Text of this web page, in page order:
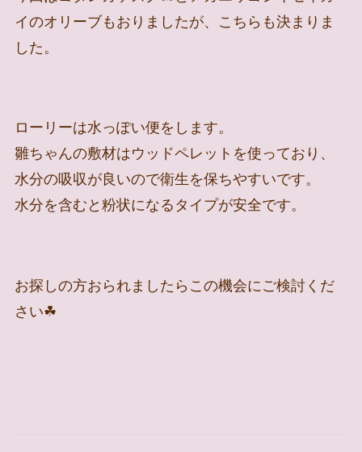
イのオリーブもおりましたが、こちらも決まりま
した。
ローリーは水っぽい便をします。
雛ちゃんの敷材はウッドペレットを使っており、
水分の吸収が良いので衛生を保ちやすいです。
水分を含むと粉状になるタイプが安全です。
お探しの方おられましたらこの機会にご検討くだ
さい☘